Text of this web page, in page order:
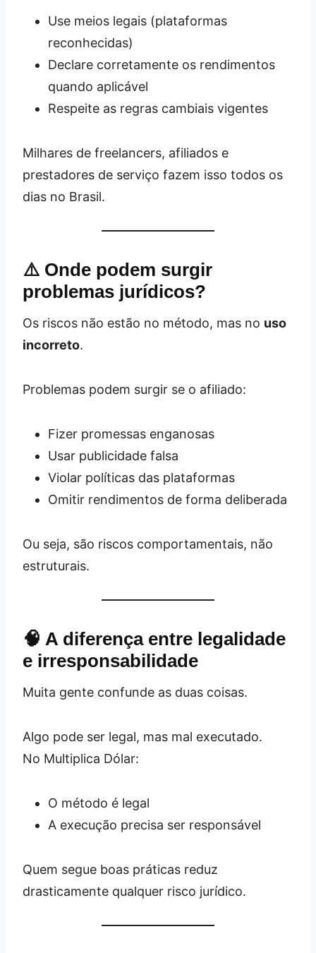
Use meios legais (plataformas
reconhecidas)
Declare corretamente os rendimentos
quando aplicável
Respeite as regras cambiais vigentes
Milhares de freelancers, afiliados e
prestadores de serviço fazem isso todos os
dias no Brasil.
⚠️ Onde podem surgir
problemas jurídicos?
Os riscos não estão no método, mas no uso
incorreto.
Problemas podem surgir se o afiliado:
Fizer promessas enganosas
Usar publicidade falsa
Violar políticas das plataformas
Omitir rendimentos de forma deliberada
Ou seja, são riscos comportamentais, não
estruturais.
🧠 A diferença entre legalidade
e irresponsabilidade
Muita gente confunde as duas coisas.
Algo pode ser legal, mas mal executado.
No Multiplica Dólar:
O método é legal
A execução precisa ser responsável
Quem segue boas práticas reduz
drasticamente qualquer risco jurídico.